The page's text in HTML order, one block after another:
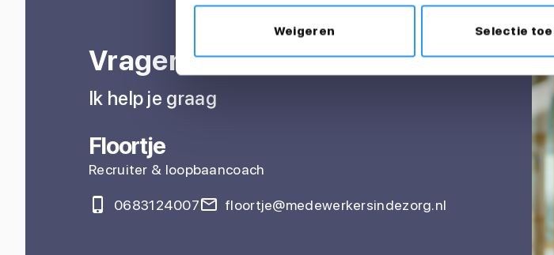
Weigeren Selectie
Vragen over je sollicitatie?
Ik help je graag
Floortje
Recruiter & loopbaancoach
0683124007 floortje@medewerkersindezorg.nl